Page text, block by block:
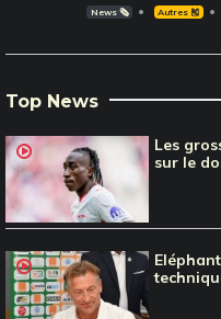
News 🗞️ Autres 🎽
Top News
Les
sur le